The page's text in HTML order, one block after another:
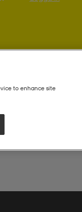
to enhance site